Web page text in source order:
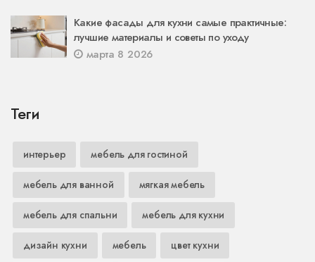
Какие фасады для кухни самые практичные:
лучшие материалы и советы по уходу
марта 8 2026
Теги
интерьер мебель для гостиной
мебель для ванной мягкая мебель
мебель для спальни мебель для кухни
дизайн кухни мебель цвет кухни